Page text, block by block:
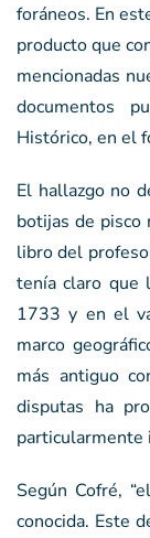
foráneos. En
producto que
mencionadas
documentos
Histórico, en el
El hallazgo no
botijas de pisco
libro del
tenía claro que
1733 y en el
marco
más antiguo
disputas ha
particularmente
Según Cofré,
conocida. Este